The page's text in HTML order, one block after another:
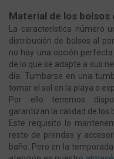
Material de los bolsos
La característica número
distribución de bolsos al
no hay una opción
de lo que se adapte a sus
día. Tumbarse en una
tomar el sol en la playa o
Por ello tenemos
garantizan la calidad de los
Este requisito lo
resto de prendas y
baño. Pero en la